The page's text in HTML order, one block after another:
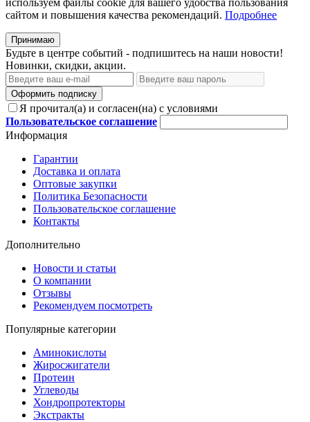
используем файлы cookie для вашего удобства пользования
сайтом и повышения качества рекомендаций. Подробнее
Принимаю
Будьте в центре событий - подпишитесь на наши новости!
Новинки, скидки, акции.
Оформить подписку
Я прочитал(а) и согласен(на) с условиями
Пользовательское соглашение
Информация
Гарантии
Доставка и оплата
Оптовые закупки
Политика Безопасности
Пользовательское соглашение
Контакты
Дополнительно
Новости и статьи
О компании
Отзывы
Рекомендуем посмотреть
Популярные категории
Аминокислоты
Жиросжигатели
Протеин
Углеводы
Хондропротекторы
Экстракты